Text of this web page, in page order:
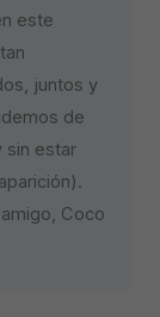
este
juntos y
de
sin estar
Coco